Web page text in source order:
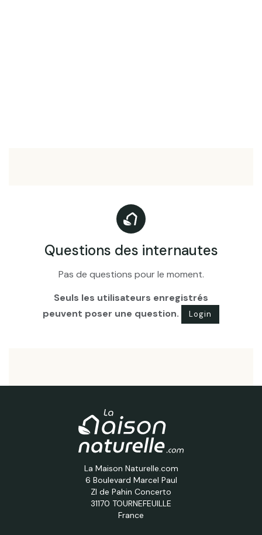
Questions des internautes
Pas de questions pour le moment.
Seuls les utilisateurs enregistrés
peuvent poser une question.
Login
La Maison Naturelle.com
6 Boulevard Marcel Paul
ZI de Pahin Concerto
31170 TOURNEFEUILLE
France